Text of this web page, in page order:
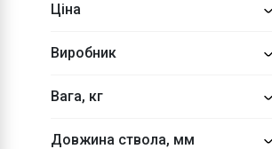
Ціна
Виробник
Вага, кг
Довжина ствола, мм